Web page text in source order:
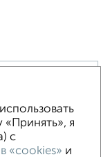
Загородный
я
с
«cookies» и